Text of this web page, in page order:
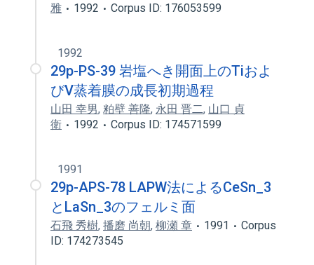
雅
1992 Corpus ID: 176053599
1992
29p-PS-39 岩塩へき開面上のTiおよ
びV蒸着膜の成長初期過程
山田 幸男, 粕壁 善隆, 永田 晋二, 山口 貞
衛
1992 Corpus ID: 174571599
1991
29p-APS-78 LAPW法によるCeSn_3
とLaSn_3のフェルミ面
石飛 秀樹, 播磨 尚朝, 柳瀬 章 1991
Corpus
ID: 174273545